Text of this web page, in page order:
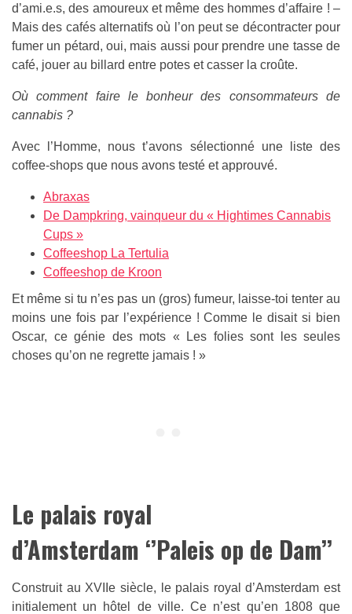
d’ami.e.s, des amoureux et même des hommes d’affaire ! –
Mais des cafés alternatifs où l’on peut se décontracter pour
fumer un pétard, oui, mais aussi pour prendre une tasse de
café, jouer au billard entre potes et casser la croûte.
Où comment faire le bonheur des consommateurs de
cannabis ?
Avec l’Homme, nous t’avons sélectionné une liste des
coffee-shops que nous avons testé et approuvé.
Abraxas
De Dampkring, vainqueur du « Hightimes Cannabis
Cups »
Coffeeshop La Tertulia
Coffeeshop de Kroon
Et même si tu n’es pas un (gros) fumeur, laisse-toi tenter au
moins une fois par l’expérience ! Comme le disait si bien
Oscar, ce génie des mots « Les folies sont les seules
choses qu’on ne regrette jamais ! »
Le palais royal
d’Amsterdam ‘’Paleis op de Dam’’
Construit au XVIIe siècle, le palais royal d’Amsterdam est
initialement un hôtel de ville. Ce n’est qu’en 1808 que